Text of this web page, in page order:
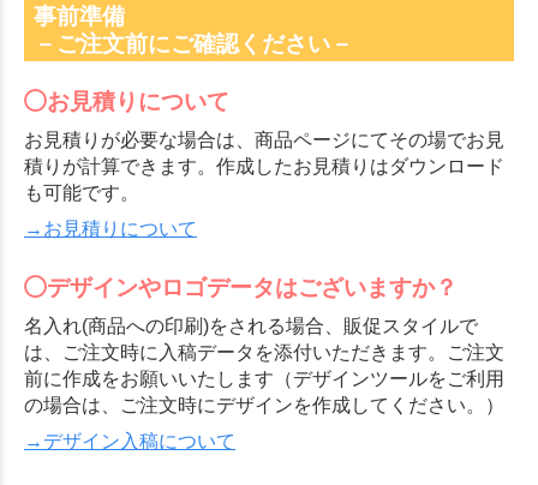
事前準備
－ご注文前にご確認ください－
お見積りについて
お見積りが必要な場合は、商品ページにてその場でお見
積りが計算できます。作成したお見積りはダウンロード
も可能です。
→お見積りについて
デザインやロゴデータはございますか？
名入れ(商品への印刷)をされる場合、販促スタイルで
は、ご注文時に入稿データを添付いただきます。ご注文
前に作成をお願いいたします（デザインツールをご利用
の場合は、ご注文時にデザインを作成してください。）
→デザイン入稿について